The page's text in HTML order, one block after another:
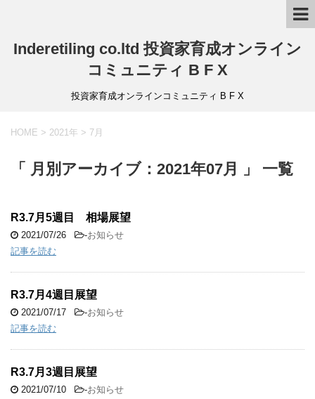
Inderetiling co.ltd 投資家育成オンライン
コミュニティ B F X
投資家育成オンラインコミュニティ B F X
HOME > 2021年 > 7月
「 月別アーカイブ：2021年07月 」 一覧
R3.7月5週目 相場展望
2021/07/26 -お知らせ
記事を読む
R3.7月4週目展望
2021/07/17 -お知らせ
記事を読む
R3.7月3週目展望
2021/07/10 -お知らせ